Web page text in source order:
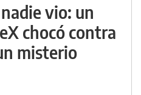
vio: un
chocó contra
misterio